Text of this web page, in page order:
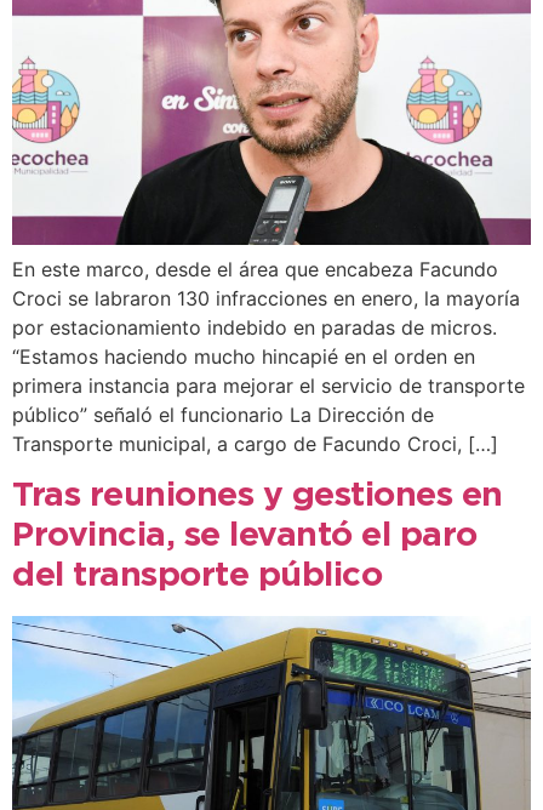
En este marco, desde el área que encabeza Facundo
Croci se labraron 130 infracciones en enero, la mayoría
por estacionamiento indebido en paradas de micros.
“Estamos haciendo mucho hincapié en el orden en
primera instancia para mejorar el servicio de transporte
público” señaló el funcionario La Dirección de
Transporte municipal, a cargo de Facundo Croci, […]
Tras reuniones y gestiones en
Provincia, se levantó el paro
del transporte público